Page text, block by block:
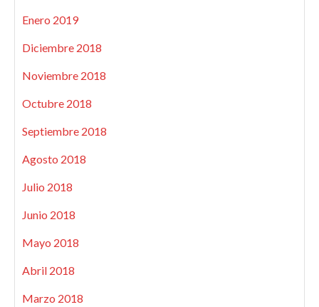
Enero 2019
Diciembre 2018
Noviembre 2018
Octubre 2018
Septiembre 2018
Agosto 2018
Julio 2018
Junio 2018
Mayo 2018
Abril 2018
Marzo 2018